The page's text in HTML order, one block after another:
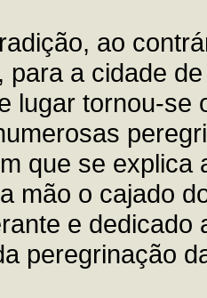
ao
para a cidade
lugar tornou-se
que se
mão o cajado
e dedicado
peregrinação